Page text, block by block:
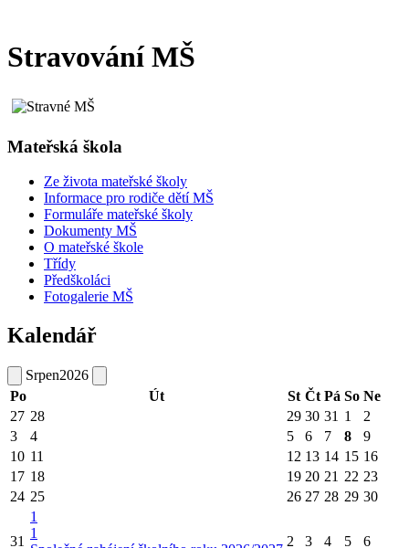
Stravování MŠ
Mateřská škola
Ze života mateřské školy
Informace pro rodiče dětí MŠ
Formuláře mateřské školy
Dokumenty MŠ
O mateřské škole
Třídy
Předškoláci
Fotogalerie MŠ
Kalendář
Srpen2026
Po
Út St Čt Pá So Ne
27 28 29 30 31 1
2
3
4 5 6 7 8
9
10 11 12 13 14 15 16
17 18 19 20 21 22 23
24 25 26 27 28 29 30
31
1
1
2 3 4 5 6